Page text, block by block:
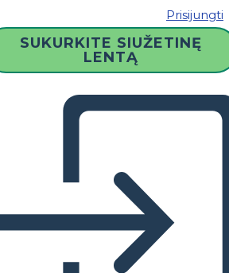
Prisijungti
SUKURKITE SIUŽETINĘ
LENTĄ